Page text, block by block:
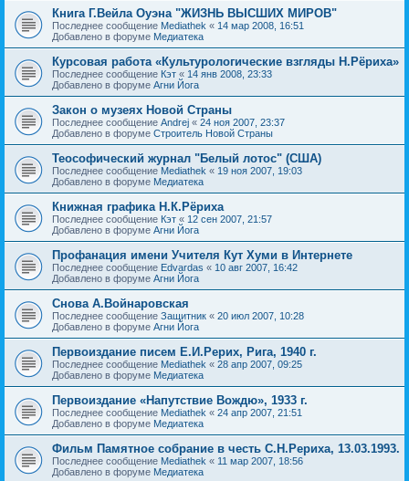
Книга Г.Вейла Оуэна "ЖИЗНЬ ВЫСШИХ МИРОВ"
Последнее сообщение Mediathek « 14 мар 2008, 16:51
Добавлено в форуме Медиатека
Курсовая работа «Культурологические взгляды Н.Рёриха»
Последнее сообщение Кэт « 14 янв 2008, 23:33
Добавлено в форуме Агни Йога
Закон о музеях Новой Страны
Последнее сообщение Andrej « 24 ноя 2007, 23:37
Добавлено в форуме Строитель Новой Страны
Теософический журнал "Белый лотос" (США)
Последнее сообщение Mediathek « 19 ноя 2007, 19:03
Добавлено в форуме Медиатека
Книжная графика Н.К.Рёриха
Последнее сообщение Кэт « 12 сен 2007, 21:57
Добавлено в форуме Агни Йога
Профанация имени Учителя Кут Хуми в Интернете
Последнее сообщение Edvardas « 10 авг 2007, 16:42
Добавлено в форуме Агни Йога
Снова А.Войнаровская
Последнее сообщение Защитник « 20 июл 2007, 10:28
Добавлено в форуме Агни Йога
Первоиздание писем Е.И.Рерих, Рига, 1940 г.
Последнее сообщение Mediathek « 28 апр 2007, 09:25
Добавлено в форуме Медиатека
Первоиздание «Напутствие Вождю», 1933 г.
Последнее сообщение Mediathek « 24 апр 2007, 21:51
Добавлено в форуме Медиатека
Фильм Памятное собрание в честь С.Н.Рериха, 13.03.1993.
Последнее сообщение Mediathek « 11 мар 2007, 18:56
Добавлено в форуме Медиатека